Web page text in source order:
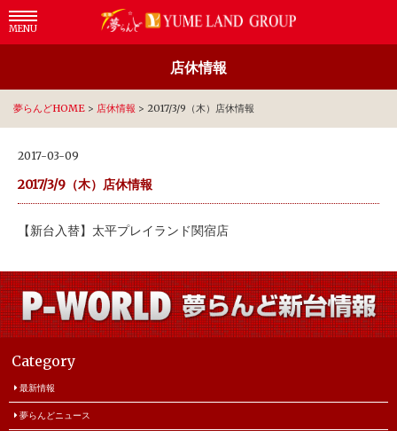
MENU
店休情報
夢らんどHOME > 店休情報 > 2017/3/9（木）店休情報
2017-03-09
2017/3/9（木）店休情報
【新台入替】太平プレイランド関宿店
Category
最新情報
夢らんどニュース